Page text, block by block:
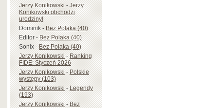
Jerzy Konikowski-Jerzy
Konikowski obchodzi
urodziny!
Dominik-Bez Polaka (40)
Editor-Bez Polaka (40)
Sonix-Bez Polaka (40)
Jerzy Konikowski-Ranking
FIDE: Styczeń 2026
Jerzy Konikowski-Polskie
występy (103)
Jerzy Konikowski-Legendy
(193)
Jerzy Konikowski-Bez